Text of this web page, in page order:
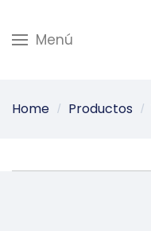
Menú
Home Productos